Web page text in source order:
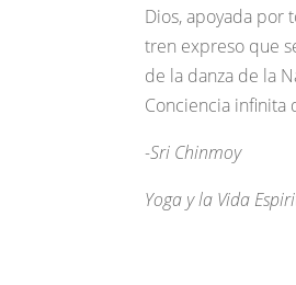
Dios, apoyada por
tren expreso que
de la danza de la
Conciencia infinita
-Sri Chinmoy
Yoga y la Vida